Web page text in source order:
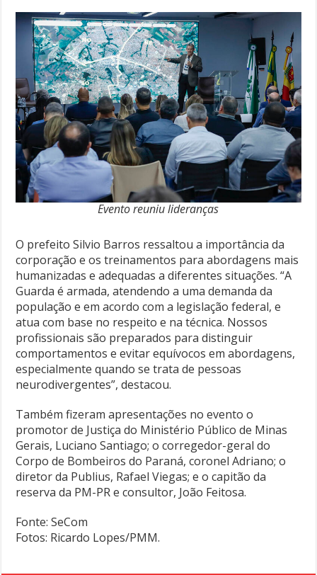
Evento reuniu lideranças
O prefeito Silvio Barros ressaltou a importância da
corporação e os treinamentos para abordagens mais
humanizadas e adequadas a diferentes situações. “A
Guarda é armada, atendendo a uma demanda da
população e em acordo com a legislação federal, e
atua com base no respeito e na técnica. Nossos
profissionais são preparados para distinguir
comportamentos e evitar equívocos em abordagens,
especialmente quando se trata de pessoas
neurodivergentes”, destacou.
Também fizeram apresentações no evento o
promotor de Justiça do Ministério Público de Minas
Gerais, Luciano Santiago; o corregedor-geral do
Corpo de Bombeiros do Paraná, coronel Adriano; o
diretor da Publius, Rafael Viegas; e o capitão da
reserva da PM-PR e consultor, João Feitosa.
Fonte: SeCom
Fotos: Ricardo Lopes/PMM.